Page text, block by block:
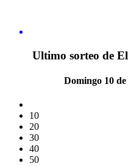
Ultimo sorteo de
Domingo 10
10
20
30
40
50